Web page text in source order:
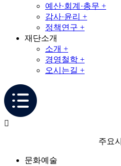
예산·회계·총무 +
감사·윤리 +
정책연구 +
재단소개
소개 +
경영철학 +
오시는길 +
주요
문화예술